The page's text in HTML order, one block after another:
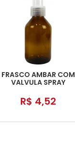
FRASCO AMBAR COM
VALVULA SPRAY
R$ 4,52